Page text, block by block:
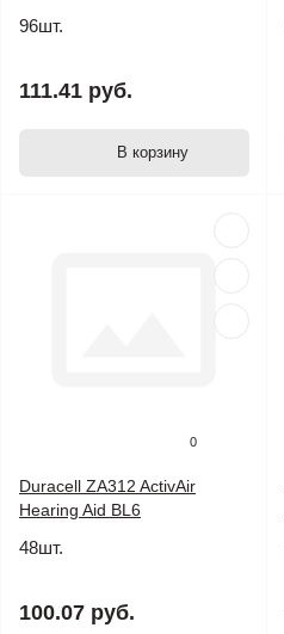
96шт.
111.41 руб.
В корзину
0
Duracell ZA312 ActivAir
Hearing Aid BL6
48шт.
100.07 руб.